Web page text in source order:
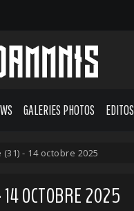
GALERIES PHOTOS EDITOS
- 14 octobre 2025
OCTOBRE 2025